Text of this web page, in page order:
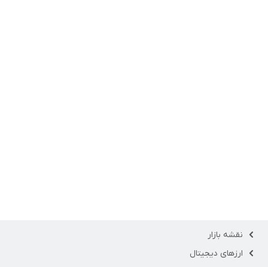
نقشه بازار
ارزهای دیجیتال